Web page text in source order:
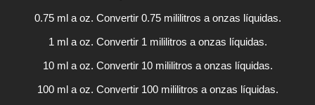
0.75 ml a oz. Convertir 0.75 mililitros a onzas líquidas.
1 ml a oz. Convertir 1 mililitros a onzas líquidas.
10 ml a oz. Convertir 10 mililitros a onzas líquidas.
100 ml a oz. Convertir 100 mililitros a onzas líquidas.